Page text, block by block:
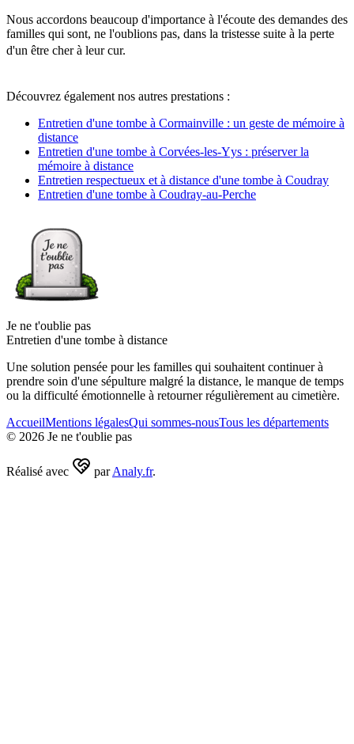
Nous accordons beaucoup d'importance à l'écoute des demandes des
familles qui sont, ne l'oublions pas, dans la tristesse suite à la perte
d'un être cher à leur cur.
Découvrez également nos autres prestations :
Entretien d'une tombe à Cormainville : un geste de mémoire à
distance
Entretien d'une tombe à Corvées-les-Yys : préserver la
mémoire à distance
Entretien respectueux et à distance d'une tombe à Coudray
Entretien d'une tombe à Coudray-au-Perche
Je ne t'oublie pas
Entretien d'une tombe à distance
Une solution pensée pour les familles qui souhaitent continuer à
prendre soin d'une sépulture malgré la distance, le manque de temps
ou la difficulté émotionnelle à retourner régulièrement au cimetière.
AccueilMentions légalesQui sommes-nousTous les départements
© 2026 Je ne t'oublie pas
Réalisé avec par Analy.fr.